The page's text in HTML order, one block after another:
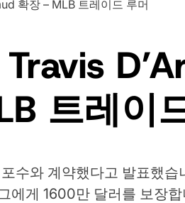
트레이
수와 계약했다고 발표했습
에게 1600만 달러를 보장